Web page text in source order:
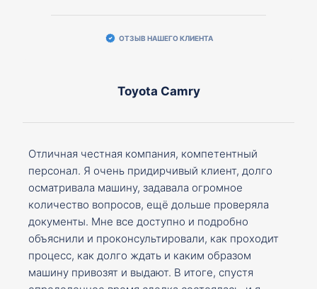
ОТЗЫВ НАШЕГО КЛИЕНТА
Toyota Camry
Отличная честная компания, компетентный
персонал. Я очень придирчивый клиент, долго
осматривала машину, задавала огромное
количество вопросов, ещё дольше проверяла
документы. Мне все доступно и подробно
объяснили и проконсультировали, как проходит
процесс, как долго ждать и каким образом
машину привозят и выдают. В итоге, спустя